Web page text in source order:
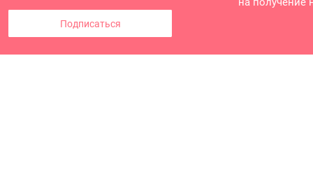
Подписаться